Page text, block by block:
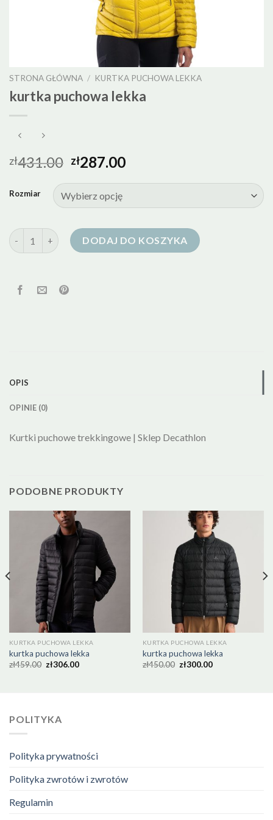
STRONA GŁÓWNA / KURTKA PUCHOWA LEKKA
kurtka puchowa lekka
zł431.00 zł287.00
Rozmiar
ilość kurtka puchowa lekkaDODAJ DO KOSZYKA
OPIS
OPINIE (0)
Kurtki puchowe trekkingowe | Sklep Decathlon
PODOBNE PRODUKTY
KURTKA PUCHOWA LEKKA
kurtka puchowa lekka
zł459.00 zł306.00
KURTKA PUCHOWA LEKKA
kurtka puchowa lekka
zł450.00 zł300.00
POLITYKA
Polityka prywatności
Polityka zwrotów i zwrotów
Regulamin